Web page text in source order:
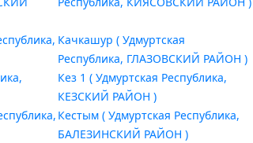
Качкашур ( Удмуртская
Республика, ГЛАЗОВСКИЙ РАЙОН )
Кез 1 ( Удмуртская Республика,
КЕЗСКИЙ РАЙОН )
Кестым ( Удмуртская Республика,
БАЛЕЗИНСКИЙ РАЙОН )